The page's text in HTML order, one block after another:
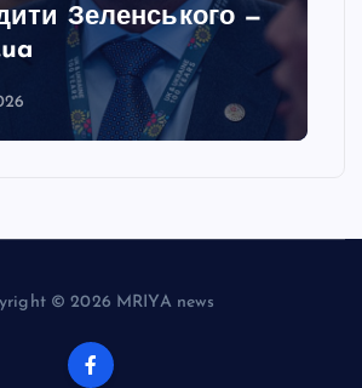
Зеленського —
© 2026 MRIYA news